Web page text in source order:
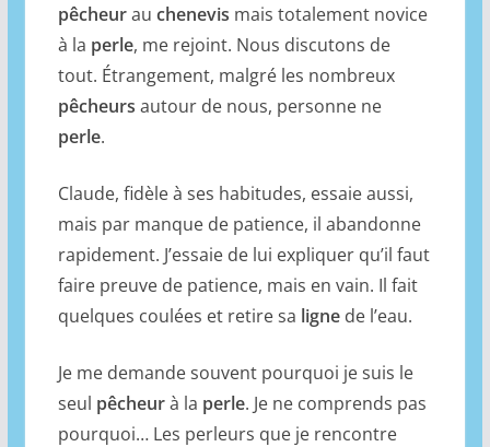
pêcheurau chenevis mais totalement novice
à la perle, me rejoint. Nous discutons de
tout. Étrangement, malgré les nombreux
pêcheurs autour de nous, personne ne
perle.
Claude, fidèle à ses habitudes, essaie aussi,
mais par manque de patience, il abandonne
rapidement. J’essaie de lui expliquer qu’il faut
faire preuve de patience, mais en vain. Il fait
quelques coulées et retire sa lignede l’eau.
Je me demande souvent pourquoi je suis le
seul pêcheurà la perle. Je ne comprends pas
pourquoi… Les perleurs que je rencontre